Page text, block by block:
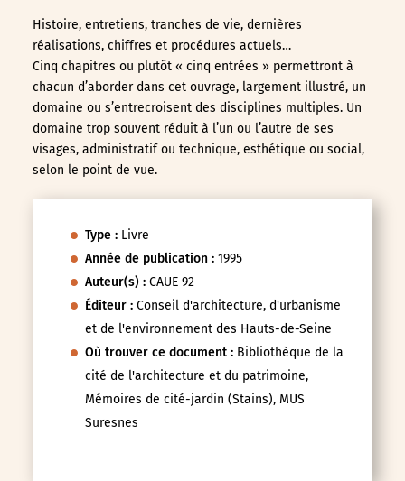
Histoire, entretiens, tranches de vie, dernières
réalisations, chiffres et procédures actuels…
Cinq chapitres ou plutôt « cinq entrées » permettront à
chacun d’aborder dans cet ouvrage, largement illustré, un
domaine ou s’entrecroisent des disciplines multiples. Un
domaine trop souvent réduit à l’un ou l’autre de ses
visages, administratif ou technique, esthétique ou social,
selon le point de vue.
Type : Livre
Année de publication : 1995
Auteur(s) : CAUE 92
Éditeur : Conseil d'architecture, d'urbanisme
et de l'environnement des Hauts-de-Seine
Où trouver ce document : Bibliothèque de la
cité de l'architecture et du patrimoine,
Mémoires de cité-jardin (Stains), MUS
Suresnes